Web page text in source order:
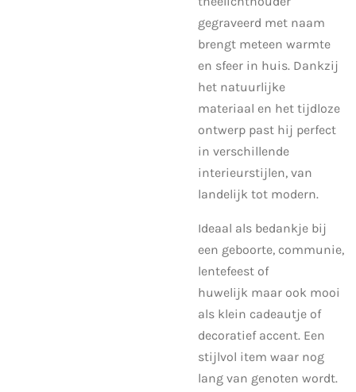
gegraveerd met naam
brengt meteen warmte
en sfeer in huis. Dankzij
het natuurlijke
materiaal en het tijdloze
ontwerp past hij perfect
in verschillende
interieurstijlen, van
landelijk tot modern.
Ideaal als bedankje bij
een geboorte, communie,
lentefeest of
huwelijk maar ook mooi
als klein cadeautje of
decoratief accent. Een
stijlvol item waar nog
lang van genoten wordt.